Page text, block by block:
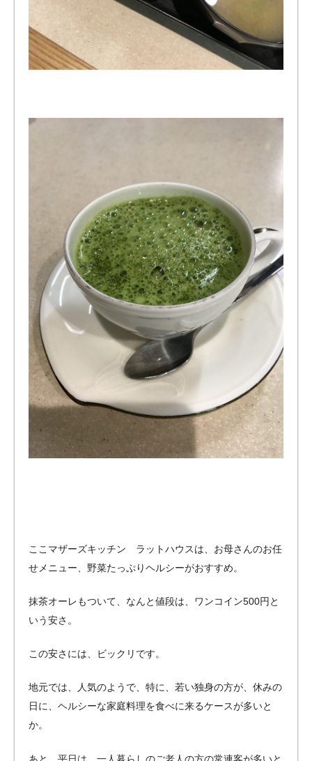
ここマザーズキッチン ラットハウスは、お母さんのお任
せメニュー、野菜たっぷりヘルシーがおすすめ。
抹茶オーレもついて、なんと値段は、ワンコイン500円と
いう安さ。
この安さには、ビックリです。
地元では、人気のようで、特に、若い独身の方が、休みの
日に、ヘルシーな家庭料理を食べに来るケースが多いと
か。
あと、平日は、一人暮らしのご老人の方の常連客が多いと